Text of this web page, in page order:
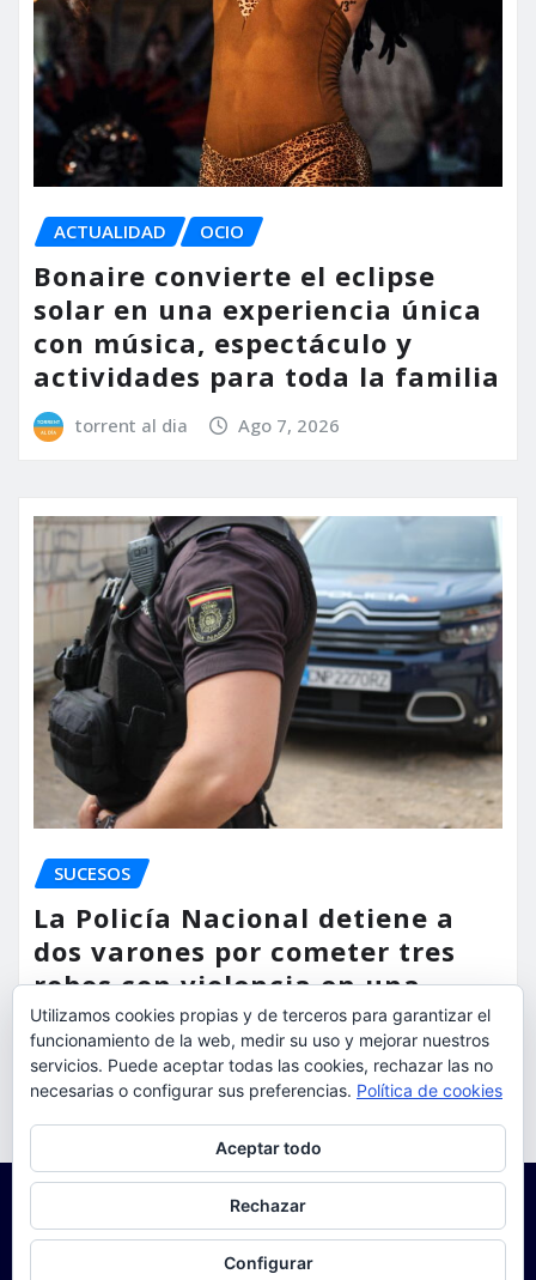
ACTUALIDAD OCIO
Bonaire convierte el eclipse
solar en una experiencia única
con música, espectáculo y
actividades para toda la familia
torrent al dia Ago 7, 2026
SUCESOS
La Policía Nacional detiene a
dos varones por cometer tres
robos con violencia en una
misma mañana
torrent al dia Ago 7, 2026
Utilizamos cookies propias y de terceros para garantizar el
funcionamiento de la web, medir su uso y mejorar nuestros
servicios. Puede aceptar todas las cookies, rechazar las no
necesarias o configurar sus preferencias. Política de cookies
Aceptar todo
Rechazar
Configurar
Para obtener más información, incluido cómo gestionar las cookies,